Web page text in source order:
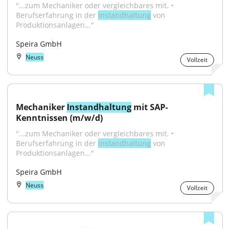
"...zum Mechaniker oder vergleichbares mit. •
Berufserfahrung in der Instandhaltung von
Produktionsanlagen..."
Speira GmbH
Neuss Vollzeit
Mechaniker Instandhaltung mit SAP-
Kenntnissen (m/w/d)
"...zum Mechaniker oder vergleichbares mit. •
Berufserfahrung in der Instandhaltung von
Produktionsanlagen..."
Speira GmbH
Neuss Vollzeit